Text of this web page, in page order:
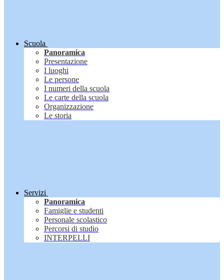
Scuola
Panoramica
Presentazione
I luoghi
Le persone
I numeri della scuola
Le carte della scuola
Organizzazione
Le storia
Servizi
Panoramica
Famiglie e studenti
Personale scolastico
Percorsi di studio
INTERPELLI